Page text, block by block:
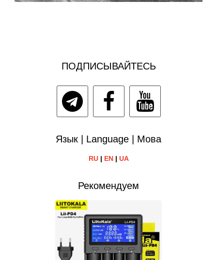
ПОДПИСЫВАЙТЕСЬ
Язык | Language | Мова
RU| EN| UA
Рекомендуем